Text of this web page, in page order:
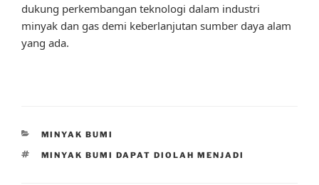
dukung perkembangan teknologi dalam industri
minyak dan gas demi keberlanjutan sumber daya alam
yang ada.
CATEGORIES
MINYAK BUMI
TAGS
MINYAK BUMI DAPAT DIOLAH MENJADI